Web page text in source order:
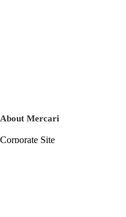
About Mercari
Corporate Site